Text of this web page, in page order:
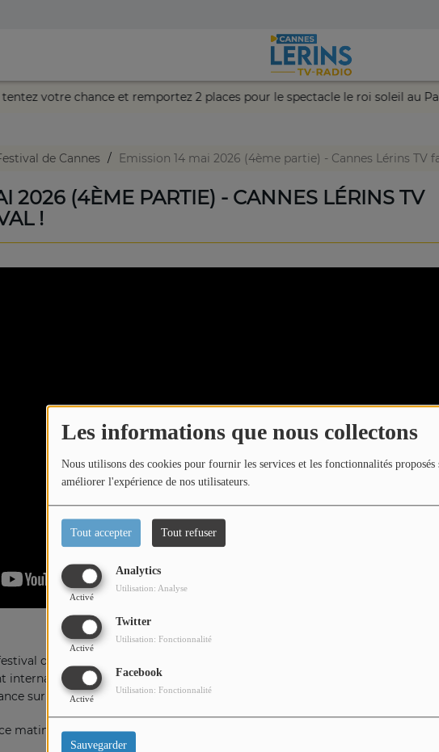
Les informations que nous collectons
Nous utilisons des cookies pour fournir les services et les fonctionnalités
améliorer l'expérience de nos utilisateurs.
Tout accepter Tout refuser
Analytics
Activé
Utilisation: Analyse
Twitter
Activé
Utilisation: Fonctionnalité
Facebook
Activé
Utilisation: Fonctionnalité
Sauvegarder
tentez votre chance et remportez 2 places pour le spectacle le roi soleil
de Cannes Emission 14 mai 2026 (4ème partie) - Cannes Lérins TV
2026 (4ÈME PARTIE) - CANNES LÉRINS TV
!
de Cannes, Laurent et Loric vous emmènent vivre les plus beaux
: montées des marches, interviews exclusives, rencontres avec
sur la Croisette et découvertes des talents de demain.
matin, Hi Cannes, Galaxy Production et Copal Beach.